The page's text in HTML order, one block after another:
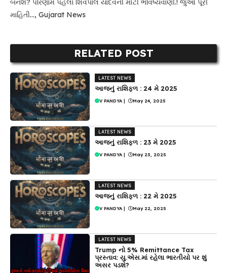
બનશે? પરિણામ પહેલા શિવપાલ યાદવની મોટી ભવિષ્યવાણી.! જુઓ પૂરી
માહિતી..., Gujarat News
RELATED POST
LATEST NEWS
આજનું રાશિફળ : 24 મે 2025
V PANDYA May 24, 2025
LATEST NEWS
આજનું રાશિફળ : 23 મે 2025
V PANDYA May 23, 2025
LATEST NEWS
આજનું રાશિફળ : 22 મે 2025
V PANDYA May 22, 2025
LATEST NEWS
Trump નો 5% Remittance Tax
પ્રસ્તાવ: યુ.એસ.માં રહેલા ભારતીયો પર શું
અસર પડશે?